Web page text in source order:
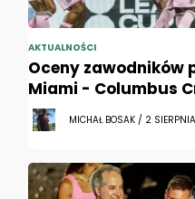
AKTUALNOŚCI
Oceny zawodników
Miami - Columbus
MICHAŁ BOSAK / 2